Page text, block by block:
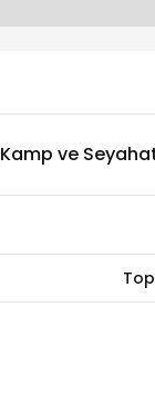
Kamp ve